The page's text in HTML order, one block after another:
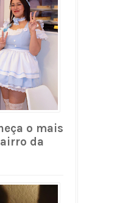
o mais
da